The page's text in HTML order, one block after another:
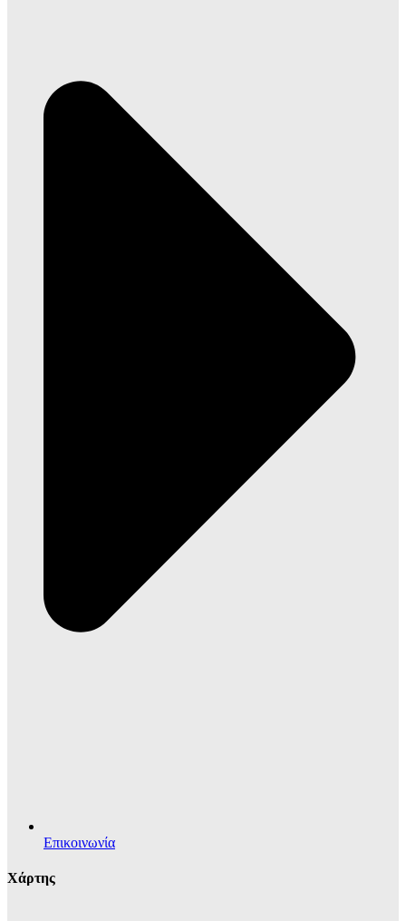
Επικοινωνία
Χάρτης